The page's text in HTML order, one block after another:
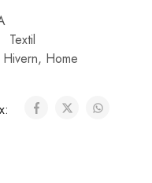
Textil
Hivern, Home